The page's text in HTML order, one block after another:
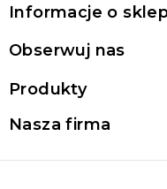
Informacje o
Obserwuj nas
Produkty
Nasza firma